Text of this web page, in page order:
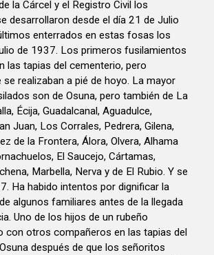
la Cárcel y el Registro Civil los
desarrollaron desde el día 21 de Julio
enterrados en estas fosas los
de 1937. Los primeros fusilamientos
las tapias del cementerio, pero
realizaban a pié de hoyo. La mayor
son de Osuna, pero también de La
Écija, Guadalcanal, Aguadulce,
Juan, Los Corrales, Pedrera, Gilena,
de la Frontera, Álora, Olvera, Alhama
El Saucejo, Cártamas,
Marbella, Nerva y de El Rubio. Y se
Ha habido intentos por dignificar la
algunos familiares antes de la llegada
Uno de los hijos de un rubeño
con otros compañeros en las tapias del
después de que los señoritos